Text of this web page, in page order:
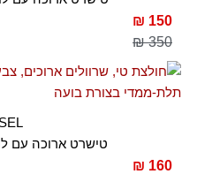
150 ₪
350 ₪
טישרט ארוכה עם
160 ₪